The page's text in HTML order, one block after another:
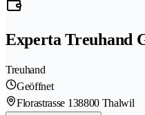
Experta Treuhand
Treuhand
Geöffnet
Florastrasse 138800 Thalwil